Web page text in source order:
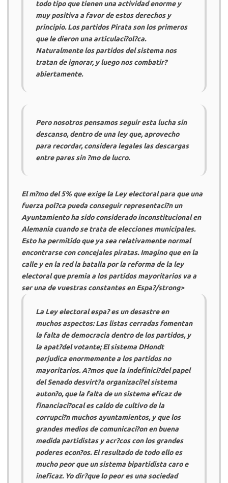
todo tipo que tienen una actividad enorme y
muy positiva a favor de estos derechos y
principio. Los partidos Pirata son los primeros
que le dieron una articulaci?ol?ca.
Naturalmente los partidos del sistema nos
tratan de ignorar, y luego nos combatir?
abiertamente.
Pero nosotros pensamos seguir esta lucha sin
descanso, dentro de una ley que, aprovecho
para recordar, considera legales las descargas
entre pares sin ?mo de lucro.
El m?mo del 5% que exige la Ley electoral para que una
fuerza pol?ca pueda conseguir representaci?n un
Ayuntamiento ha sido considerado inconstitucional en
Alemania cuando se trata de elecciones municipales.
Esto ha permitido que ya sea relativamente normal
encontrarse con concejales piratas. Imagino que en la
calle y en la red la batalla por la reforma de la ley
electoral que premia a los partidos mayoritarios va a
ser una de vuestras constantes en Espa?/strong>
La Ley electoral espa? es un desastre en
muchos aspectos: Las listas cerradas fomentan
la falta de democracia dentro de los partidos, y
la apat?del votante; El sistema DHondt
perjudica enormemente a los partidos no
mayoritarios. A?mos que la indefinici?del papel
del Senado desvirt?a organizaci?el sistema
auton?o, que la falta de un sistema eficaz de
financiaci?ocal es caldo de cultivo de la
corrupci?n muchos ayuntamientos, y que los
grandes medios de comunicaci?on en buena
medida partidistas y acr?cos con los grandes
poderes econ?os. El resultado de todo ello es
mucho peor que un sistema bipartidista caro e
ineficaz. Yo dir?que lo peor es una sociedad